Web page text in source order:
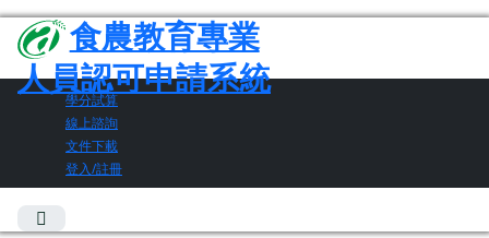
食農教育專業
人員認可申請系統
學分試算
線上諮詢
文件下載
登入/註冊